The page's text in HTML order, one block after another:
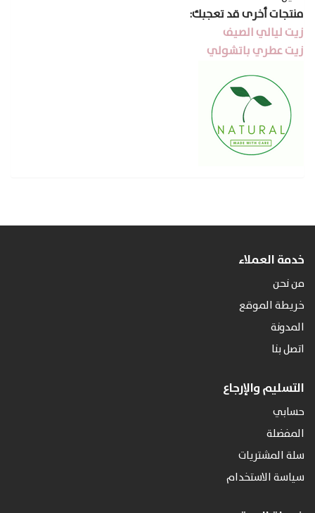
منتجات أخرى قد تعجبك:
زيت ليالي الصيف
زيت عطري باتشولي
خدمة العملاء
من نحن
خريطة الموقع
المدونة
اتصل بنا
التسليم والإرجاع
حسابي
المفضلة
سلة المشتريات
سياسة الاستخدام